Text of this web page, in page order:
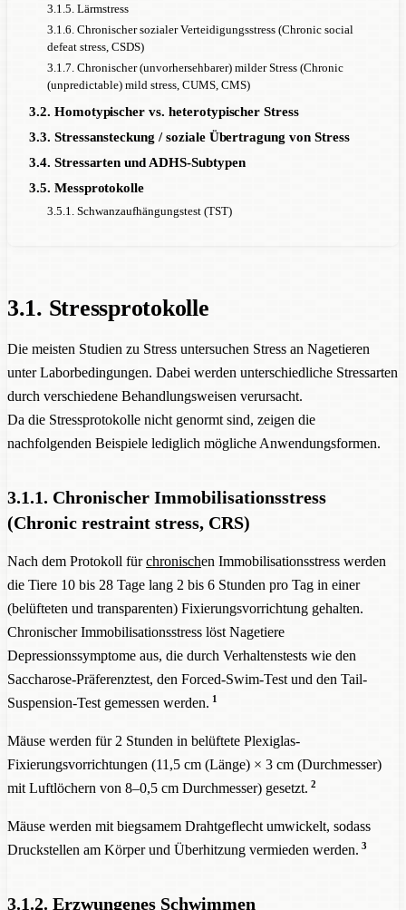
3.1.5. Lärmstress
3.1.6. Chronischer sozialer Verteidigungsstress (Chronic social
defeat stress, CSDS)
3.1.7. Chronischer (unvorhersehbarer) milder Stress (Chronic
(unpredictable) mild stress, CUMS, CMS)
3.2. Homotypischer vs. heterotypischer Stress
3.3. Stressansteckung / soziale Übertragung von Stress
3.4. Stressarten und ADHS-Subtypen
3.5. Messprotokolle
3.5.1. Schwanzaufhängungstest (TST)
3.1. Stressprotokolle
Die meisten Studien zu Stress untersuchen Stress an Nagetieren
unter Laborbedingungen. Dabei werden unterschiedliche Stressarten
durch verschiedene Behandlungsweisen verursacht.
Da die Stressprotokolle nicht genormt sind, zeigen die
nachfolgenden Beispiele lediglich mögliche Anwendungsformen.
3.1.1. Chronischer Immobilisationsstress
(Chronic restraint stress, CRS)
Nach dem Protokoll fürchronischen Immobilisationsstress werden
die Tiere 10 bis 28 Tage lang 2 bis 6 Stunden pro Tag in einer
(belüfteten und transparenten) Fixierungsvorrichtung gehalten.
Chronischer Immobilisationsstress löst Nagetiere
Depressionssymptome aus, die durch Verhaltenstests wie den
Saccharose-Präferenztest, den Forced-Swim-Test und den Tail-
Suspension-Test gemessen werden. 1
Mäuse werden für 2 Stunden in belüftete Plexiglas-
Fixierungsvorrichtungen (11,5 cm (Länge) × 3 cm (Durchmesser)
mit Luftlöchern von 8–0,5 cm Durchmesser) gesetzt. 2
Mäuse werden mit biegsamem Drahtgeflecht umwickelt, sodass
Druckstellen am Körper und Überhitzung vermieden werden. 3
3.1.2. Erzwungenes Schwimmen